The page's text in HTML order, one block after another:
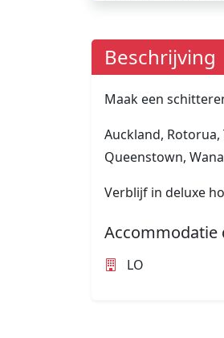
Beschrijving
Maak een
Auckland,
Queenstown,
Verblijf in deluxe
Accommodatie
LO